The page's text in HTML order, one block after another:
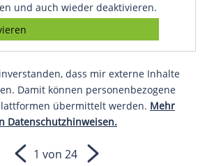
und auch wieder deaktivieren.
dass mir externe Inhalte
Damit können personenbezogene
übermittelt werden. Mehr
Datenschutzhinweisen.
1 von 24